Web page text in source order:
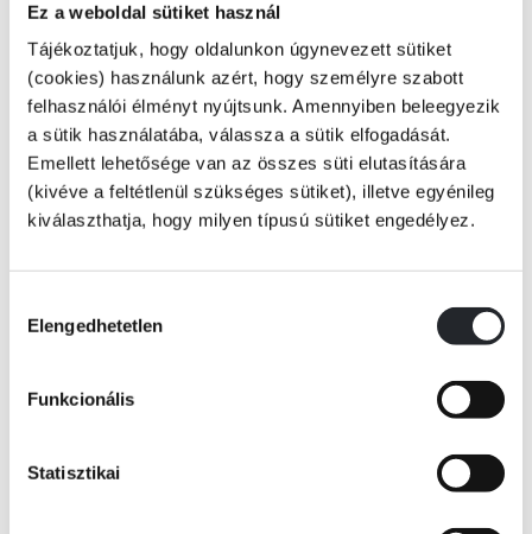
Ez a weboldal sütiket használ
Tájékoztatjuk, hogy oldalunkon úgynevezett sütiket
(cookies) használunk azért, hogy személyre szabott
felhasználói élményt nyújtsunk. Amennyiben beleegyezik
a sütik használatába, válassza a sütik elfogadását.
Emellett lehetősége van az összes süti elutasítására
(kivéve a feltétlenül szükséges sütiket), illetve egyénileg
kiválaszthatja, hogy milyen típusú sütiket engedélyez.
kiválasztása
Elengedhetetlen
Funkcionális
Statisztikai
2015. május 13-án megkaptam életem legfontosabb eredményét:
negatív lett a PET CT eredményem, azaz a teszt szerint a daganat
tökéletesen eltűnt a szervezetemből. Azért is volt nagy szó ez, mert az
orvosok ennek leginkább nulla, de legfeljebb is maximum egy százalék
esélyt jósoltak. Azóta eltelt szinte percre pontosan öt év, az állapotom
fontos fordulóponthoz érkezett, s a legfrissebb eredmények még mindig
negatívak. Ez a könyv részben ennek az ünneplése, részben pedig
egyfajta tudás és élményanyag átadása. Ebben a kötetben benne van
Szentesi Éva
Tovább
KÖNYV ADATAI
RÉSZLET A KÖNYVBŐL